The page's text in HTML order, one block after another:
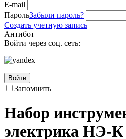
E-mail
ПарольЗабыли пароль?
Создать учетную запись
Антибот
Войти через соц. сеть:
Войти
Запомнить
Набор
электрика НЭ-